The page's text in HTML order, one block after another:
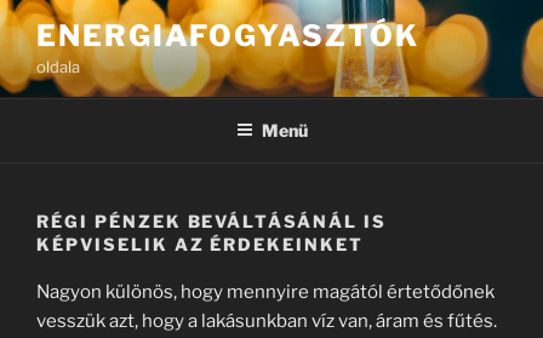
Tartalomhoz
ENERGIAFOGYASZTÓK
oldala
Menü
RÉGI PÉNZEK BEVÁLTÁSÁNÁL IS
KÉPVISELIK AZ ÉRDEKEINKET
Nagyon különös, hogy mennyire magától értetődőnek
vesszük azt, hogy a lakásunkban víz van, áram és fűtés.